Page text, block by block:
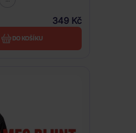
349 Kč
DO KOŠÍKU